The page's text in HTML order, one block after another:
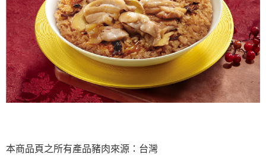
本商品頁之所有產品豬肉來源：台灣